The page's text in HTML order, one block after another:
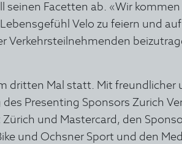
seinen Facetten ab. «Wir
Velo zu feiern und
Verkehrsteilnehmenden
dritten Mal statt. Mit freundlicher
Presenting Sponsors Zurich
und Mastercard, den
und Ochsner Sport und den